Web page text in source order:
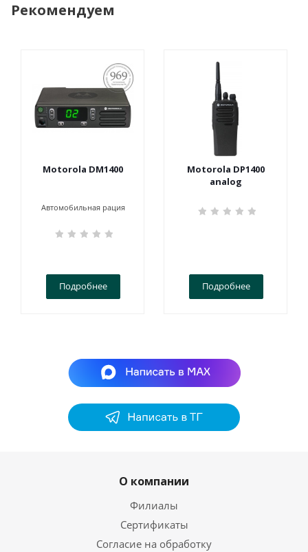
Рекомендуем
ПОСТАНОВЛЕНИЕ
969
Motorola DM1400
Автомобильная рация
Подробнее
Motorola DP1400
analog
Подробнее
О компании
Филиалы
Сертификаты
Согласие на обработку